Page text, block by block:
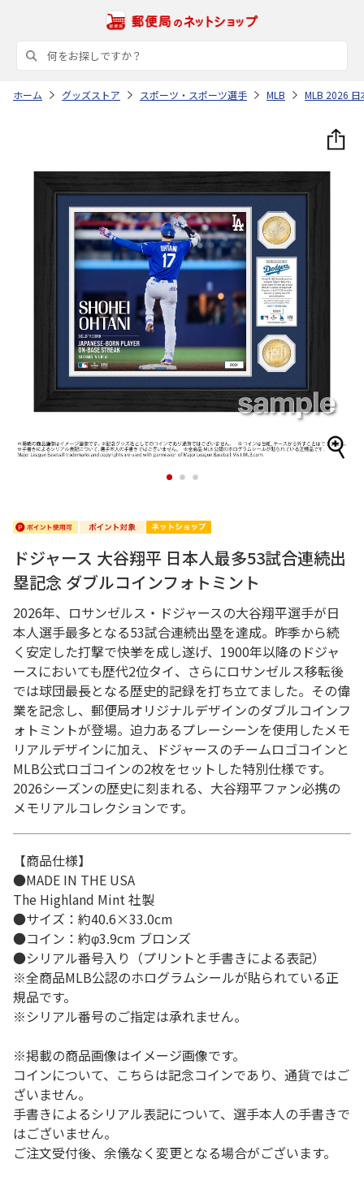
ホーム グッズストア スポーツ・スポーツ選手 MLB MLB 2026
1 2 3
ドジャース 大谷翔平 日本人最多53試合連続出
塁記念 ダブルコインフォトミント
2026年、ロサンゼルス・ドジャースの大谷翔平選手が日
本人選手最多となる53試合連続出塁を達成。昨季から続
く安定した打撃で快挙を成し遂げ、1900年以降のドジャ
ースにおいても歴代2位タイ、さらにロサンゼルス移転後
では球団最長となる歴史的記録を打ち立てました。その偉
業を記念し、郵便局オリジナルデザインのダブルコインフ
ォトミントが登場。迫力あるプレーシーンを使用したメモ
リアルデザインに加え、ドジャースのチームロゴコインと
MLB公式ロゴコインの2枚をセットした特別仕様です。
2026シーズンの歴史に刻まれる、大谷翔平ファン必携の
メモリアルコレクションです。
【商品仕様】
●MADE IN THE USA
The Highland Mint 社製
●サイズ：約40.6×33.0cm
●コイン：約φ3.9cm ブロンズ
●シリアル番号入り（プリントと手書きによる表記）
※全商品MLB公認のホログラムシールが貼られている正
規品です。
※シリアル番号のご指定は承れません。
※掲載の商品画像はイメージ画像です。
コインについて、こちらは記念コインであり、通貨ではご
ざいません。
手書きによるシリアル表記について、選手本人の手書きで
はございません。
ご注文受付後、余儀なく変更となる場合がございます。